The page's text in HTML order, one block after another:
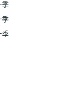
季
季
季